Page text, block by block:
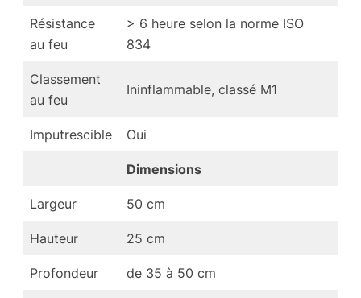
Résistance
au feu
> 6 heure selon la norme ISO
834
Classement
au feu
Ininflammable, classé M1
Imputrescible Oui
Dimensions
Largeur 50 cm
Hauteur 25 cm
Profondeur de 35 à 50 cm